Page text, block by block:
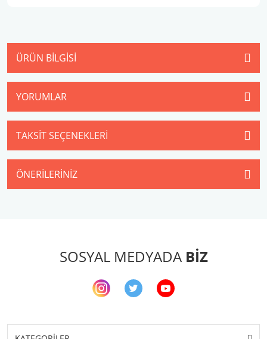
ÜRÜN BILGISI
YORUMLAR
TAKSIT SEÇENEKLERI
ÖNERILERINIZ
SOSYAL MEDYADA BİZ